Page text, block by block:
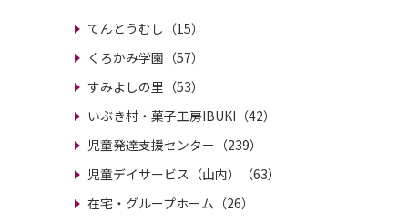
てんとうむし（15）
くろかみ学園（57）
すみよしの里（53）
いぶき村・菓子工房IBUKI（42）
児童発達支援センター（239）
児童デイサービス（山内）（63）
在宅・グループホーム（26）